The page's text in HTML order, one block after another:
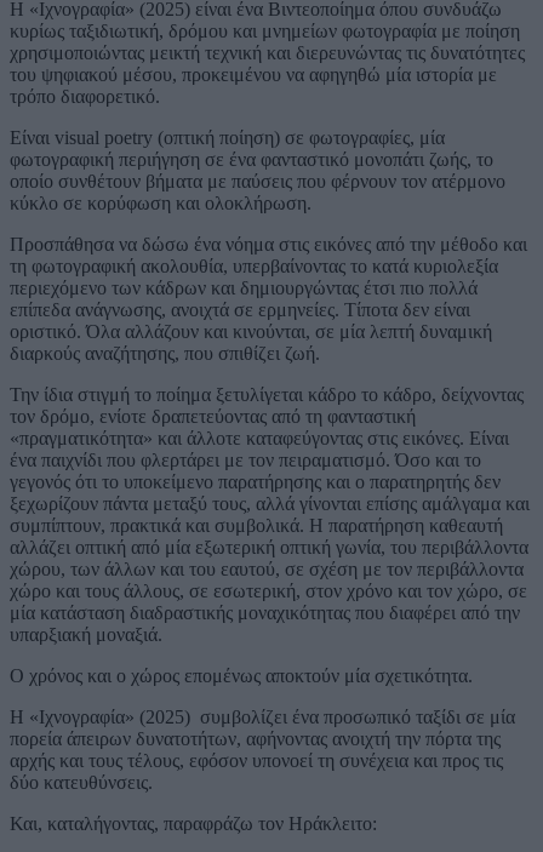
Η «Ιχνογραφία» (2025) είναι ένα Βιντεοποίημα όπου συνδυάζω
κυρίως ταξιδιωτική, δρόμου και μνημείων φωτογραφία με ποίηση
χρησιμοποιώντας μεικτή τεχνική και διερευνώντας τις δυνατότητες
του ψηφιακού μέσου, προκειμένου να αφηγηθώ μία ιστορία με
τρόπο διαφορετικό.
Είναι visual poetry (οπτική ποίηση) σε φωτογραφίες, μία
φωτογραφική περιήγηση σε ένα φανταστικό μονοπάτι ζωής, το
οποίο συνθέτουν βήματα με παύσεις που φέρνουν τον ατέρμονο
κύκλο σε κορύφωση και ολοκλήρωση.
Προσπάθησα να δώσω ένα νόημα στις εικόνες από την μέθοδο και
τη φωτογραφική ακολουθία, υπερβαίνοντας το κατά κυριολεξία
περιεχόμενο των κάδρων και δημιουργώντας έτσι πιο πολλά
επίπεδα ανάγνωσης, ανοιχτά σε ερμηνείες. Τίποτα δεν είναι
οριστικό. Όλα αλλάζουν και κινούνται, σε μία λεπτή δυναμική
διαρκούς αναζήτησης, που σπιθίζει ζωή.
Την ίδια στιγμή το ποίημα ξετυλίγεται κάδρο το κάδρο, δείχνοντας
τον δρόμο, ενίοτε δραπετεύοντας από τη φανταστική
«πραγματικότητα» και άλλοτε καταφεύγοντας στις εικόνες. Είναι
ένα παιχνίδι που φλερτάρει με τον πειραματισμό. Όσο και το
γεγονός ότι το υποκείμενο παρατήρησης και ο παρατηρητής δεν
ξεχωρίζουν πάντα μεταξύ τους, αλλά γίνονται επίσης αμάλγαμα και
συμπίπτουν, πρακτικά και συμβολικά. Η παρατήρηση καθεαυτή
αλλάζει οπτική από μία εξωτερική οπτική γωνία, του περιβάλλοντα
χώρου, των άλλων και του εαυτού, σε σχέση με τον περιβάλλοντα
χώρο και τους άλλους, σε εσωτερική, στον χρόνο και τον χώρο, σε
μία κατάσταση διαδραστικής μοναχικότητας που διαφέρει από την
υπαρξιακή μοναξιά.
Ο χρόνος και ο χώρος επομένως αποκτούν μία σχετικότητα.
Η «Ιχνογραφία» (2025) συμβολίζει ένα προσωπικό ταξίδι σε μία
πορεία άπειρων δυνατοτήτων, αφήνοντας ανοιχτή την πόρτα της
αρχής και τους τέλους, εφόσον υπονοεί τη συνέχεια και προς τις
δύο κατευθύνσεις.
Και, καταλήγοντας, παραφράζω τον Ηράκλειτο: